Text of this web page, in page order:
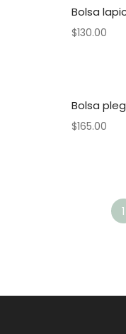
Bolsa
$130.00
Bolsa
$165.00
1